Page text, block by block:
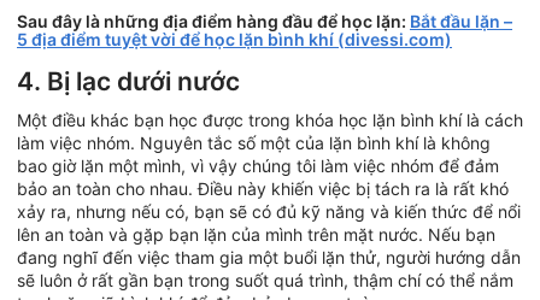
Sau đây là những địa điểm hàng đầu để học lặn: Bắt đầu lặn –
5 địa điểm tuyệt vời để học lặn bình khí (divessi.com)
4. Bị lạc dưới nước
Một điều khác bạn học được trong khóa học lặn bình khí là cách
làm việc nhóm. Nguyên tắc số một của lặn bình khí là không
bao giờ lặn một mình, vì vậy chúng tôi làm việc nhóm để đảm
bảo an toàn cho nhau. Điều này khiến việc bị tách ra là rất khó
xảy ra, nhưng nếu có, bạn sẽ có đủ kỹ năng và kiến thức để nổi
lên an toàn và gặp bạn lặn của mình trên mặt nước. Nếu bạn
đang nghĩ đến việc tham gia một buổi lặn thử, người hướng dẫn
sẽ luôn ở rất gần bạn trong suốt quá trình, thậm chí có thể nắm